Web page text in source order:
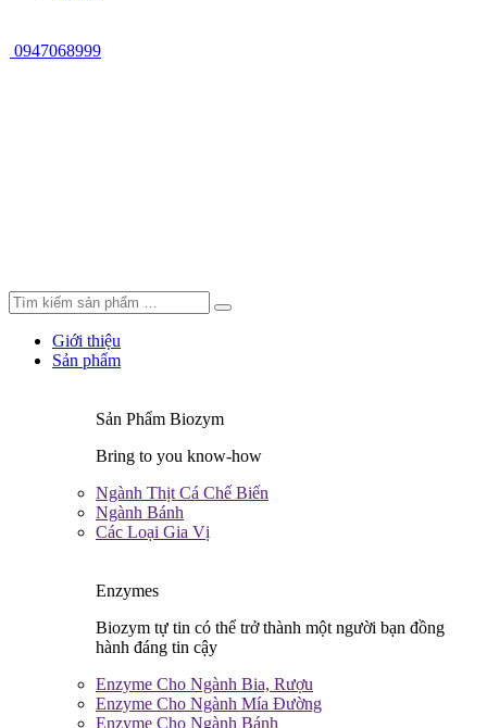
0947068999
Giới thiệu
Sản phẩm
Sản Phẩm Biozym
Bring to you know-how
Ngành Thịt Cá Chế Biến
Ngành Bánh
Các Loại Gia Vị
Enzymes
Biozym tự tin có thể trở thành một người bạn đồng
hành đáng tin cậy
Enzyme Cho Ngành Bia, Rượu
Enzyme Cho Ngành Mía Đường
Enzyme Cho Ngành Bánh